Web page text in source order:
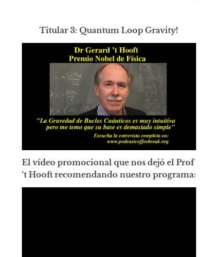
Titular 3: Quantum Loop Gravity!
El vídeo promocional que nos dejó el Prof
‘t Hooft recomendando nuestro programa: